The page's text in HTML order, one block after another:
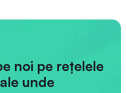
noi pe rețelele
unde